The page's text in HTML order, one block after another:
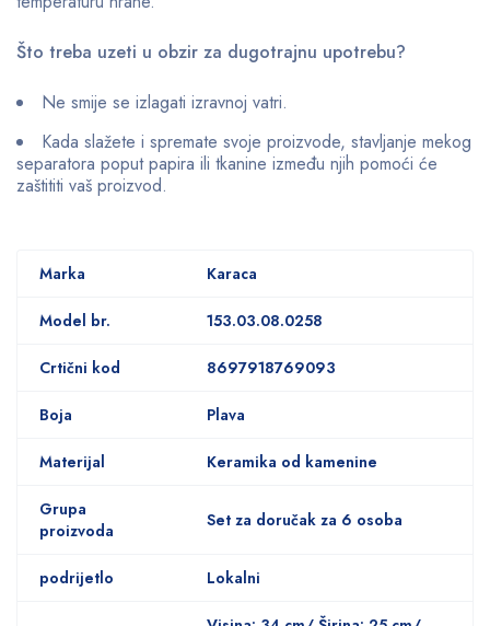
Što treba uzeti u obzir za dugotrajnu upotrebu?
Ne smije se izlagati izravnoj vatri.
Kada slažete i spremate svoje proizvode, stavljanje mekog
separatora poput papira ili tkanine između njih pomoći će
zaštititi vaš proizvod.
Marka Karaca
Model br. 153.03.08.0258
Crtični kod 8697918769093
Boja Plava
Materijal Keramika od kamenine
Grupa
proizvoda
Set za doručak za 6 osoba
podrijetlo Lokalni